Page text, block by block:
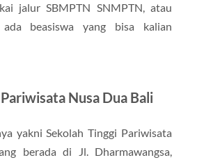
jalur SBMPTN SNMPTN, atau
beasiswa yang bisa kalian
Nusa Dua Bali
yakni Sekolah Tinggi Pariwisata
berada di Jl. Dharmawangsa,